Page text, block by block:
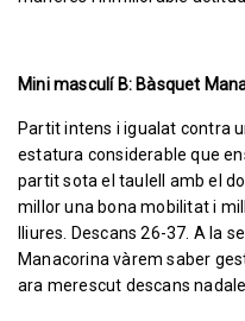
Mini masculí B: Bàsquet
Partit intens i igualat contra
estatura considerable que
partit sota el taulell amb el
millor una bona mobilitat i
lliures. Descans 26-37. A la
Manacorina vàrem saber
ara merescut descans